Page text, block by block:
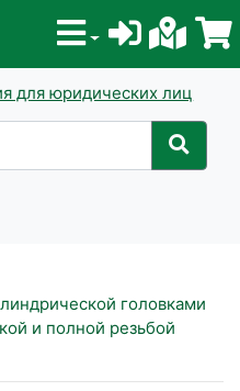
для юридических лиц
головками
и полной резьбой